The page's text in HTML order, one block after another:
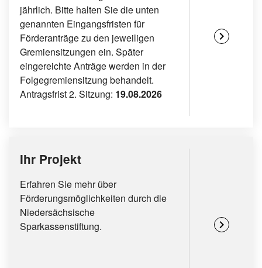
jährlich. Bitte halten Sie die unten
genannten Eingangsfristen für
Förderanträge zu den jeweiligen
Gremiensitzungen ein. Später
eingereichte Anträge werden in der
Folgegremiensitzung behandelt.
Antragsfrist 2. Sitzung: 19.08.2026
chevron_right
Ihr Projekt
Erfahren Sie mehr über
Förderungsmöglichkeiten durch die
Niedersächsische
Sparkassenstiftung.
chevron_right